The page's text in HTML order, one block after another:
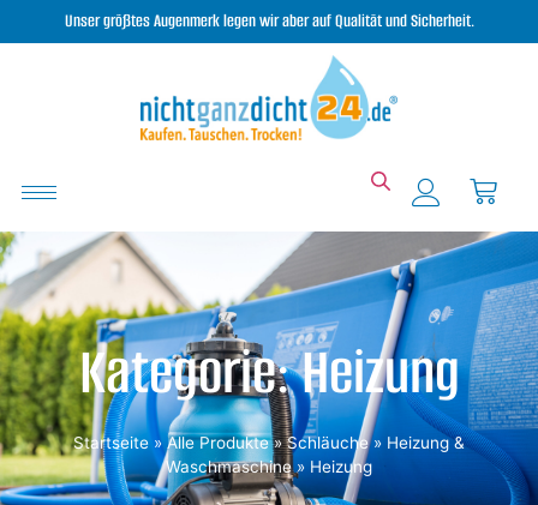
Unser größtes Augenmerk legen wir aber auf Qualität und Sicherheit.
Kategorie: Heizung
Startseite »Alle Produkte»Schläuche» Heizung &
Waschmaschine» Heizung